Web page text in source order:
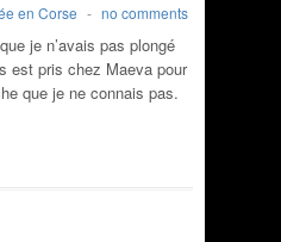
en Corse - no comments
je n’avais pas plongé
est pris chez Maeva pour
que je ne connais pas.